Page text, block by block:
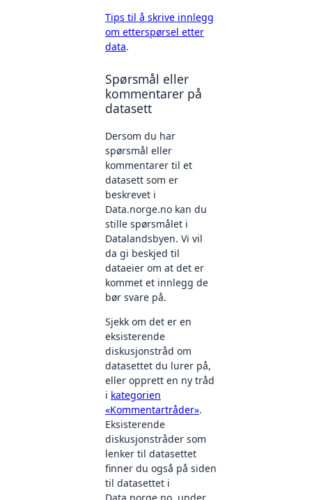
Tips til å skrive innlegg
om etterspørsel etter
data.
Spørsmål eller
kommentarer på
datasett
Dersom du har
spørsmål eller
kommentarer til et
datasett som er
beskrevet i
Data.norge.no kan du
stille spørsmålet i
Datalandsbyen. Vi vil
da gi beskjed til
dataeier om at det er
kommet et innlegg de
bør svare på.
Sjekk om det er en
eksisterende
diskusjonstråd om
datasettet du lurer på,
eller opprett en ny tråd
i kategorien
«Kommentartråder».
Eksisterende
diskusjonstråder som
lenker til datasettet
finner du også på siden
til datasettet i